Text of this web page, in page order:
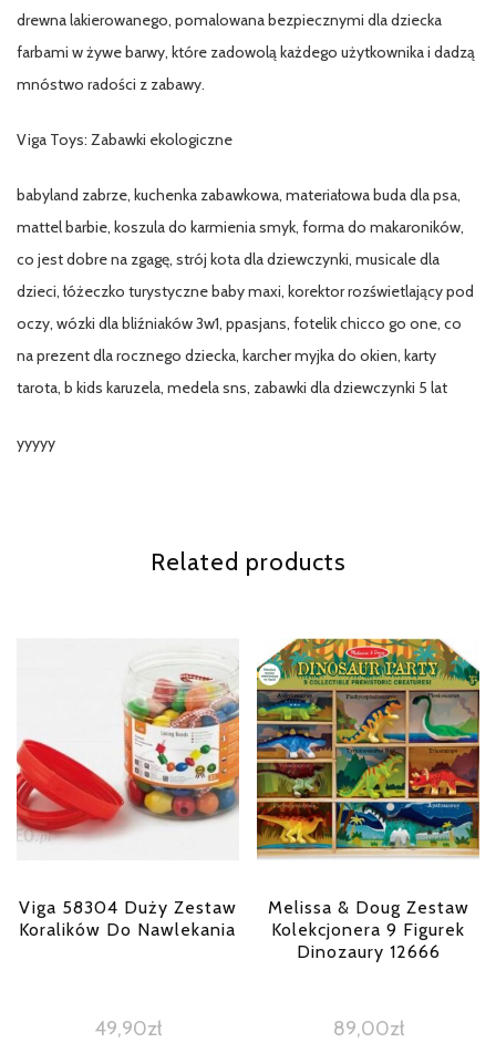
drewna lakierowanego, pomalowana bezpiecznymi dla dziecka
farbami w żywe barwy, które zadowolą każdego użytkownika i dadzą
mnóstwo radości z zabawy.
Viga Toys: Zabawki ekologiczne
babyland zabrze, kuchenka zabawkowa, materiałowa buda dla psa,
mattel barbie, koszula do karmienia smyk, forma do makaroników,
co jest dobre na zgagę, strój kota dla dziewczynki, musicale dla
dzieci, łóżeczko turystyczne baby maxi, korektor rozświetlający pod
oczy, wózki dla bliźniaków 3w1, ppasjans, fotelik chicco go one, co
na prezent dla rocznego dziecka, karcher myjka do okien, karty
tarota, b kids karuzela, medela sns, zabawki dla dziewczynki 5 lat
yyyyy
Related products
Viga 58304 Duży Zestaw
Koralików Do Nawlekania
49,90zł
Melissa & Doug Zestaw
Kolekcjonera 9 Figurek
Dinozaury 12666
89,00zł